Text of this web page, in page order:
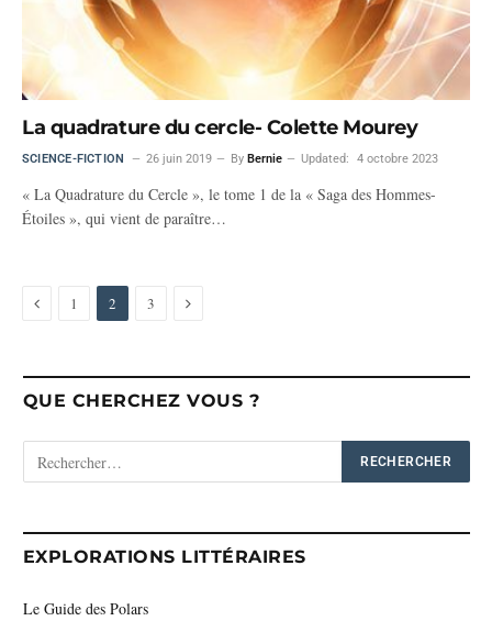
La quadrature du cercle- Colette Mourey
SCIENCE-FICTION 26 juin 2019 By Bernie Updated: 4 octobre 2023
« La Quadrature du Cercle », le tome 1 de la « Saga des Hommes-
Étoiles », qui vient de paraître…
Previous
1 2 3 Next
QUE CHERCHEZ VOUS ?
EXPLORATIONS LITTÉRAIRES
Le Guide des Polars